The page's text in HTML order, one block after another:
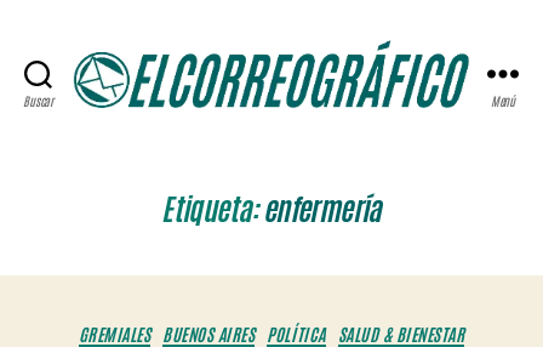
Buscar Menú
Etiqueta:enfermería
Categorías
GREMIALES BUENOS AIRES POLÍTICA SALUD & BIENESTAR